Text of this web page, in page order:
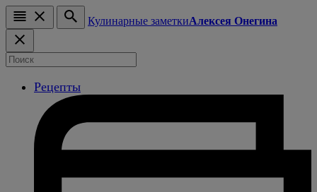
Кулинарные заметкиАлексея Онегина
Рецепты